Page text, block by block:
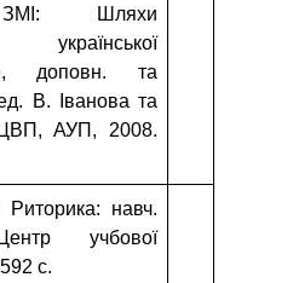
ЗМІ: Шляхи
української
доповн. та
В. Іванова та
АУП, 2008.
навч.
учбової
с.